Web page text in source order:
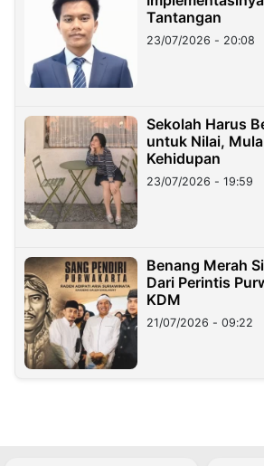
Tantangan
23/07/2026 - 20:08
Sekolah Harus
untuk Nilai,
Kehidupan
23/07/2026 - 19:59
Benang Merah
Dari Perintis
KDM
21/07/2026 - 09:22